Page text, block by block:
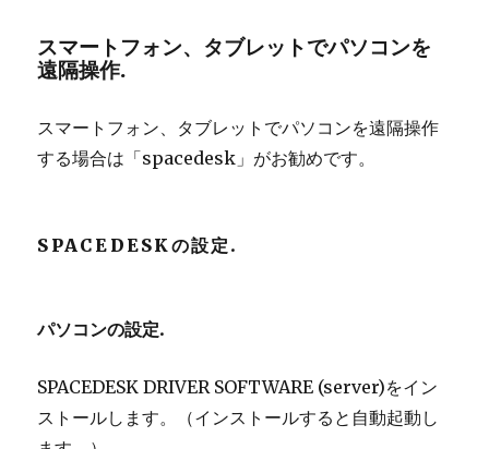
スマートフォン、タブレットでパソコンを
遠隔操作.
スマートフォン、タブレットでパソコンを遠隔操作
する場合は「spacedesk」がお勧めです。
SPACEDESKの設定.
パソコンの設定.
SPACEDESK DRIVER SOFTWARE (server)をイン
ストールします。（インストールすると自動起動し